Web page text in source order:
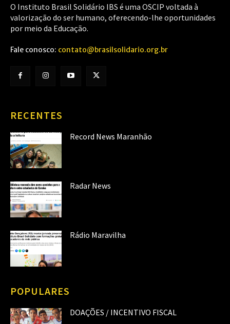
O Instituto Brasil Solidário IBS é uma OSCIP voltada à
valorização do ser humano, oferecendo-lhe oportunidades
por meio da Educação.
Fale conosco: contato@brasilsolidario.org.br
RECENTES
Record News Maranhão
Radar News
Rádio Maravilha
POPULARES
DOAÇÕES / INCENTIVO FISCAL